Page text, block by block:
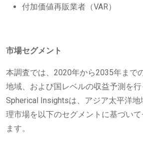
付加価値再販業者（VAR）
市場セグメント
本調査では、2020年から2035年まで
地域、および国レベルの収益予測を行
Spherical Insightsは、アジア太平洋
理市場を以下のセグメントに基づい
ます。